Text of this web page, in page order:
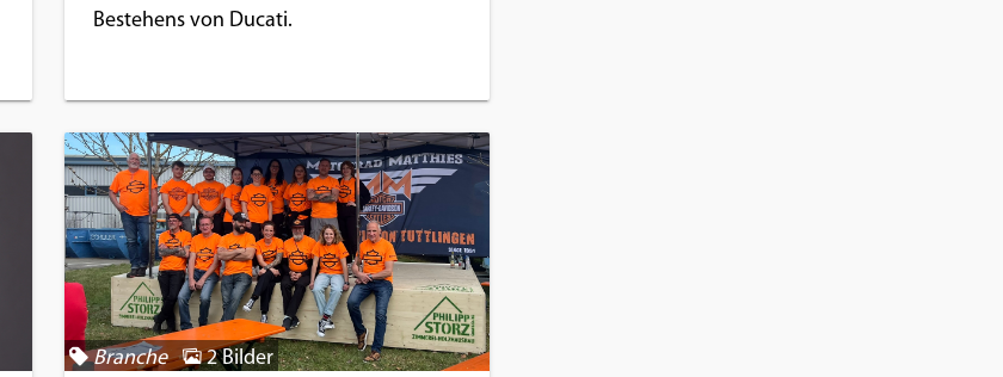
Bestehens von Ducati.
Branche 2 Bilder